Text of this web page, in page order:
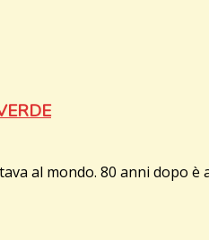
al mondo. 80 anni dopo